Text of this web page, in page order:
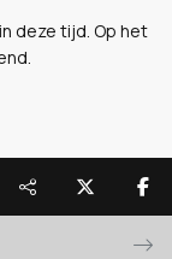
deze tijd. Op het